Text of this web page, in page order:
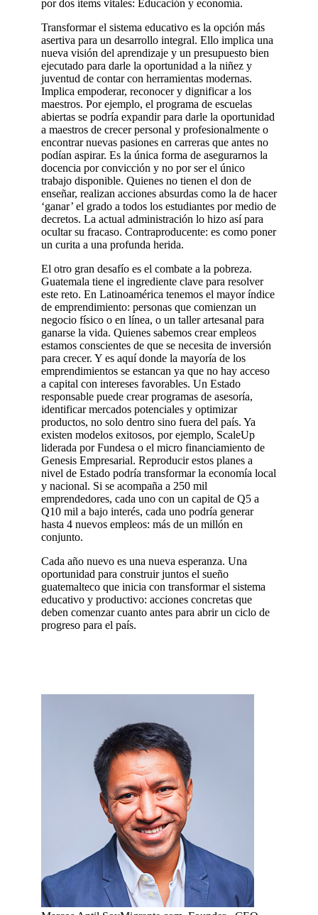
por dos ítems vitales: Educación y economía.
Transformar el sistema educativo es la opción más
asertiva para un desarrollo integral. Ello implica una
nueva visión del aprendizaje y un presupuesto bien
ejecutado para darle la oportunidad a la niñez y
juventud de contar con herramientas modernas.
Implica empoderar, reconocer y dignificar a los
maestros. Por ejemplo, el programa de escuelas
abiertas se podría expandir para darle la oportunidad
a maestros de crecer personal y profesionalmente o
encontrar nuevas pasiones en carreras que antes no
podían aspirar. Es la única forma de asegurarnos la
docencia por convicción y no por ser el único
trabajo disponible. Quienes no tienen el don de
enseñar, realizan acciones absurdas como la de hacer
‘ganar’ el grado a todos los estudiantes por medio de
decretos. La actual administración lo hizo así para
ocultar su fracaso. Contraproducente: es como poner
un curita a una profunda herida.
El otro gran desafío es el combate a la pobreza.
Guatemala tiene el ingrediente clave para resolver
este reto. En Latinoamérica tenemos el mayor índice
de emprendimiento: personas que comienzan un
negocio físico o en línea, o un taller artesanal para
ganarse la vida. Quienes sabemos crear empleos
estamos conscientes de que se necesita de inversión
para crecer. Y es aquí donde la mayoría de los
emprendimientos se estancan ya que no hay acceso
a capital con intereses favorables. Un Estado
responsable puede crear programas de asesoría,
identificar mercados potenciales y optimizar
productos, no solo dentro sino fuera del país. Ya
existen modelos exitosos, por ejemplo, ScaleUp
liderada por Fundesa o el micro financiamiento de
Genesis Empresarial. Reproducir estos planes a
nivel de Estado podría transformar la economía local
y nacional. Si se acompaña a 250 mil
emprendedores, cada uno con un capital de Q5 a
Q10 mil a bajo interés, cada uno podría generar
hasta 4 nuevos empleos: más de un millón en
conjunto.
Cada año nuevo es una nueva esperanza. Una
oportunidad para construir juntos el sueño
guatemalteco que inicia con transformar el sistema
educativo y productivo: acciones concretas que
deben comenzar cuanto antes para abrir un ciclo de
progreso para el país.